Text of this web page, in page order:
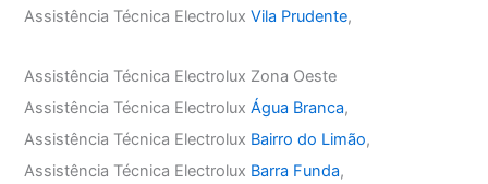
Assistência Técnica ElectroluxVila Prudente,
Assistência Técnica Electrolux Zona Oeste
Assistência Técnica ElectroluxÁgua Branca,
Assistência Técnica Electrolux Bairro do Limão,
Assistência Técnica Electrolux Barra Funda,